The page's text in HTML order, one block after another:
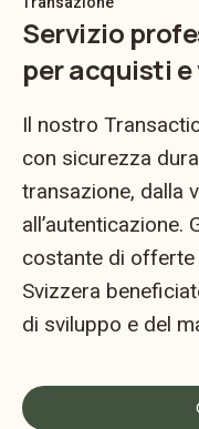
Servizio
per acquisti
Il nostro
con sicurezza
transazione, dalla
all’autenticazione.
costante di
Svizzera
di sviluppo e del